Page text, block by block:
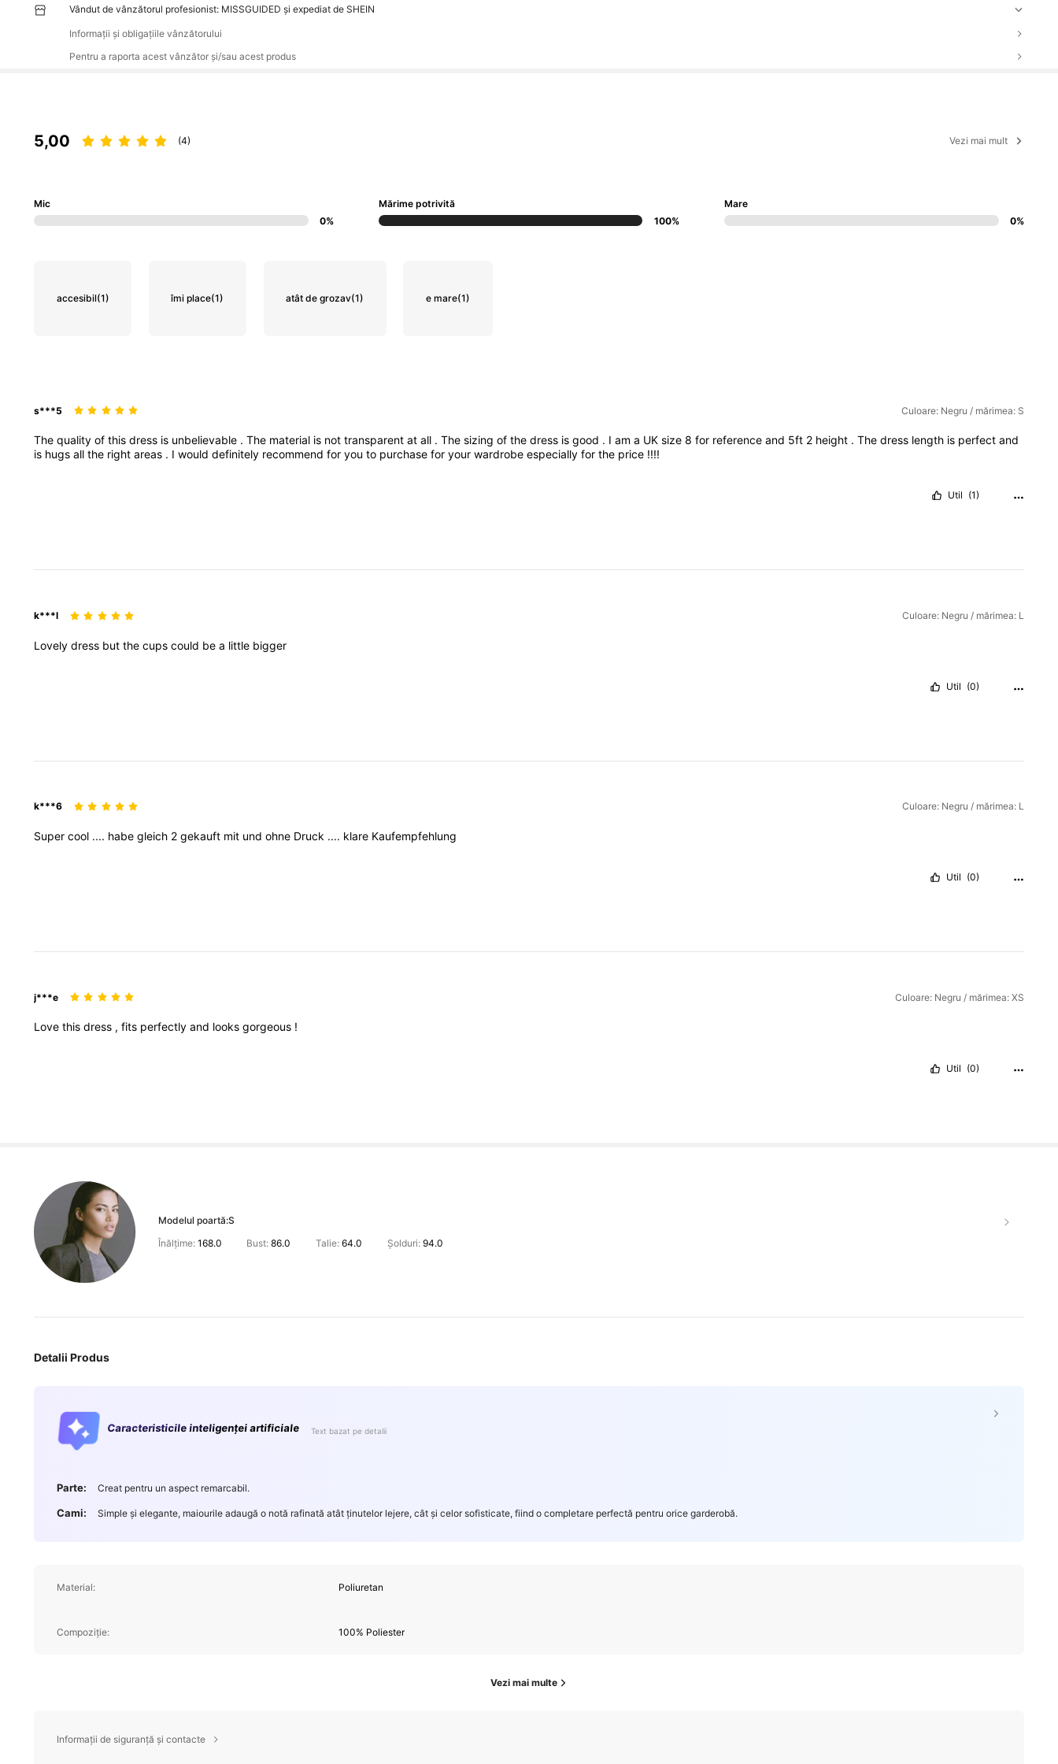
Vândut de vânzătorul profesionist: MISSGUIDED și expediat de SHEIN
Informații și obligațiile vânzătorului
Pentru a raporta acest vânzător și/sau acest produs
5,00 (4) Vezi mai mult
Mic
0%
Mărime potrivită
100%
Mare
0%
accesibil(1) îmi place(1) atât de grozav(1) e mare(1)
s***5 Culoare: Negru / mărimea: S
The quality of this dress is unbelievable . The material is not transparent at all . The sizing of the dress is good . I am a UK size 8 for reference and 5ft 2 height . The dress length is perfect and
is hugs all the right areas . I would definitely recommend for you to purchase for your wardrobe especially for the price !!!!
Util (1)
k***l Culoare: Negru / mărimea: L
Lovely dress but the cups could be a little bigger
Util (0)
k***6 Culoare: Negru / mărimea: L
Super cool .... habe gleich 2 gekauft mit und ohne Druck .... klare Kaufempfehlung
Util (0)
j***e Culoare: Negru / mărimea: XS
Love this dress , fits perfectly and looks gorgeous !
Util (0)
Modelul poartă:S
Înălțime: 168.0 Bust:86.0 Talie: 64.0 Șolduri: 94.0
Detalii Produs
Caracteristicile inteligenței artificiale Text bazat pe detalii
Parte: Creat pentru un aspect remarcabil.
Cami: Simple și elegante, maiourile adaugă o notă rafinată atât ținutelor lejere, cât și celor sofisticate, fiind o completare perfectă pentru orice garderobă.
Material: Poliuretan
Compoziție: 100% Poliester
Vezi mai multe
Informații de siguranță și contacte